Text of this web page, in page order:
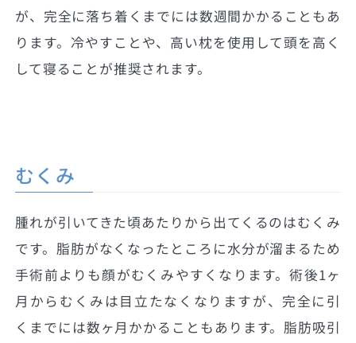
が、完全に落ち着くまでには数週間かかることもあ
ります。冷やすことや、高い枕を使用して頭を高く
して寝ることが推奨されます。
むくみ
腫れが引いてきた頃あたりから出てくるのはむくみ
です。脂肪がなくなったところに水分が溜まるため
手術前よりも顔がむくみやすくなります。術後1ヶ
月からむくみは目立たなくなりますが、完全に引
くまでには数ヶ月かかることもあります。脂肪吸引